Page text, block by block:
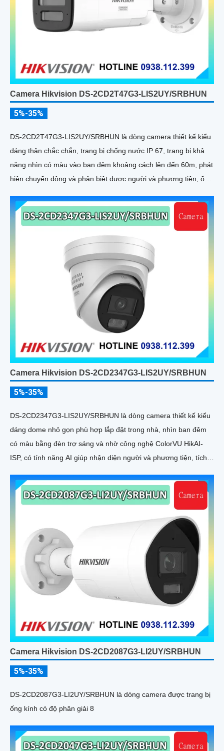
Camera Hikvision DS-2CD2T47G3-LIS2UY/SRBHUN
5%-35%
DS-2CD2T47G3-LIS2UY/SRBHUN là dòng camera thiết kế kiểu
dáng thân chắc chắn, trang bị chống nước IP 67, trang bị khả
năng nhìn có màu vào ban đêm khoảng cách lên đến 60m, phát
hiện chuyển động và phân biệt được người và phương tiện, ống
Camera Hikvision DS-2CD2347G3-LIS2UY/SRBHUN
5%-35%
DS-2CD2347G3-LIS2UY/SRBHUN là dòng camera thiết kế kiểu
dáng dome nhỏ gọn phù hợp lắp đặt trong nhà, nhìn ban đêm
có màu bằng đèn trợ sáng và nhờ công nghệ ColorVU HikAI-
ISP, có tính năng AI giúp nhận diện người và phương tiện, tích
Camera Hikvision DS-2CD2087G3-LI2UY/SRBHUN
5%-35%
DS-2CD2087G3-LI2UY/SRBHUN là dòng camera được trang bị
ống kính có độ phân giải 8